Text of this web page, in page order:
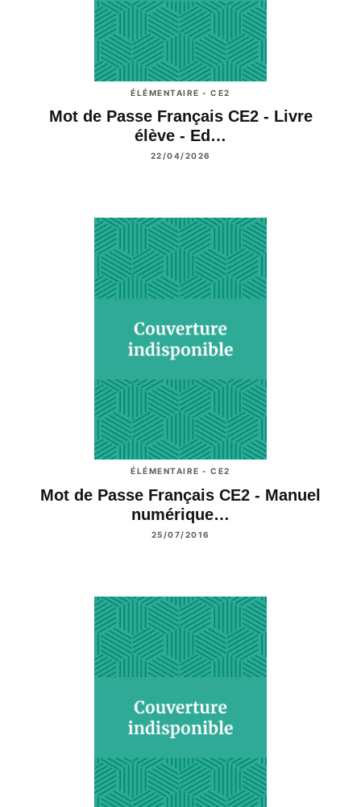
ÉLÉMENTAIRE - CE2
Mot de Passe Français CE2 - Livre
élève - Ed…
22/04/2026
ÉLÉMENTAIRE - CE2
Mot de Passe Français CE2 - Manuel
numérique…
25/07/2016